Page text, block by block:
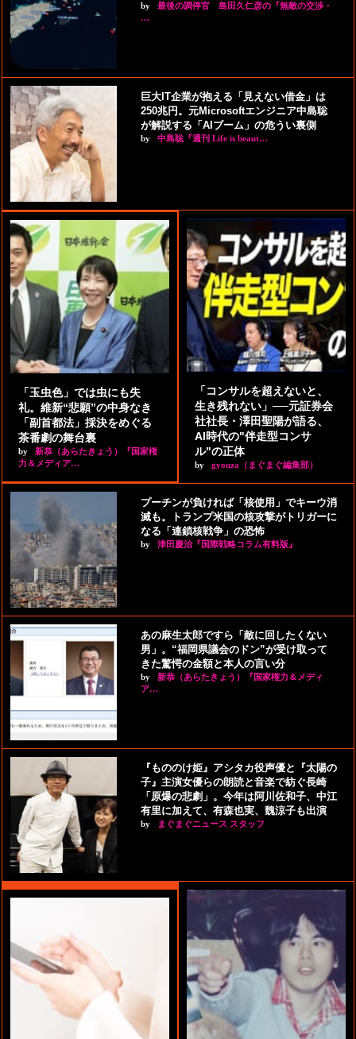
by
最後の調停官 島田久仁彦の『無敵の交渉・
…
巨大IT企業が抱える「見えない借金」は
250兆円。元Microsoftエンジニア中島聡
が解説する「AIブーム」の危うい裏側
by 中島聡『週刊 Life is beaut…
「玉虫色」では虫にも失
礼。維新“悲願”の中身なき
「副首都法」採決をめぐる
茶番劇の舞台裏
by
新恭（あらたきょう）『国家権
力＆メディア…
「コンサルを超えないと、
生き残れない」──元証券会
社社長・澤田聖陽が語る、
AI時代の"伴走型コンサ
ル"の正体
by gyouza（まぐまぐ編集部）
プーチンが負ければ「核使用」でキーウ消
滅も。トランプ米国の核攻撃がトリガーに
なる「連鎖核戦争」の恐怖
by 津田慶治『国際戦略コラム有料版』
あの麻生太郎ですら「敵に回したくない
男」。“福岡県議会のドン”が受け取って
きた驚愕の金額と本人の言い分
by
新恭（あらたきょう）『国家権力＆メディ
ア…
『もののけ姫』アシタカ役声優と『太陽の
子』主演女優らの朗読と音楽で紡ぐ長崎
「原爆の悲劇」。今年は阿川佐和子、中江
有里に加えて、有森也実、魏涼子も出演
by まぐまぐニュース スタッフ